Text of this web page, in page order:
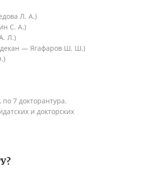
Л. А.)
С. А.)
Л.)
(декан — Ягафаров Ш. Ш.)
7 докторантура.
и докторских
?